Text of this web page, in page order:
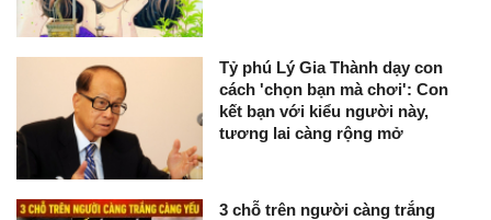
Tỷ phú Lý Gia Thành dạy con
cách 'chọn bạn mà chơi': Con
kết bạn với kiểu người này,
tương lai càng rộng mở
3 chỗ trên người càng trắng